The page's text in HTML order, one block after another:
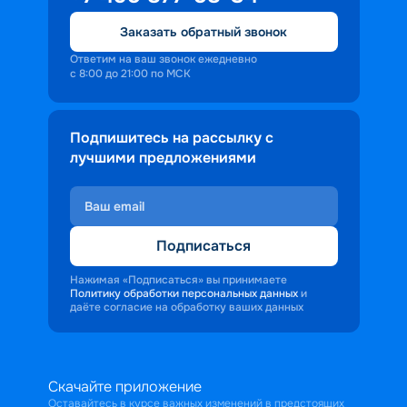
Заказать обратный звонок
Ответим на ваш звонок ежедневно
с 8:00 до 21:00 по МСК
Подпишитесь на рассылку с
лучшими предложениями
Подписаться
Нажимая «Подписаться» вы принимаете
Политику обработки персональных данных и
даёте согласие на обработку ваших данных
Скачайте приложение
Оставайтесь в курсе важных изменений в предстоящих